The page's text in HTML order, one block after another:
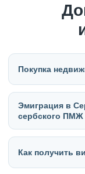
Покупка
Эмиграция в
сербского ПМЖ
Как получить